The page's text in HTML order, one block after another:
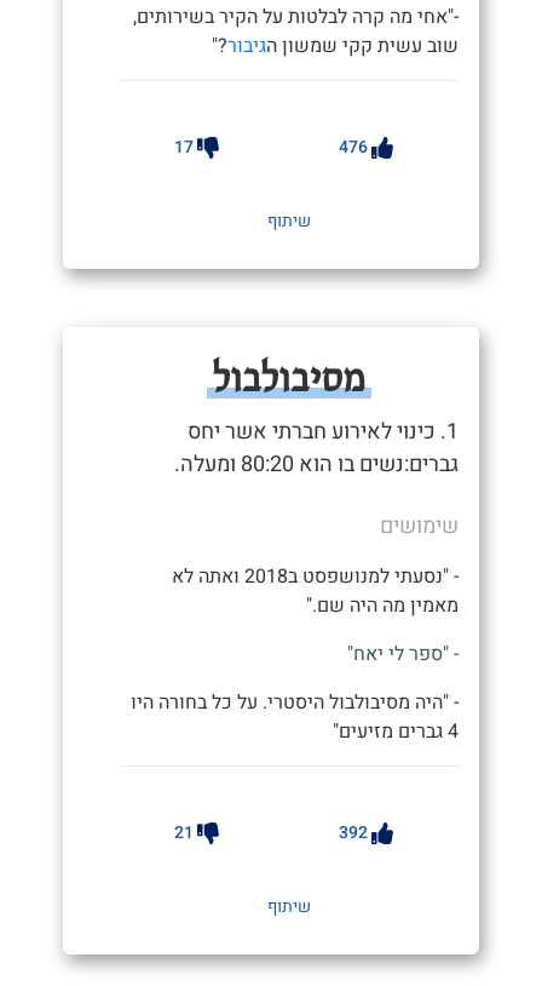
-"אחי מה קרה לבלטות על הקיר בשירותים,
שוב עשית קקי שמשון הגיבור?"
476
17
שיתוף
מסיבולבול
1. כינוי לאירוע חברתי אשר יחס
גברים:נשים בו הוא 80:20 ומעלה.
שימושים
- "נסעתי למנושפסט ב2018 ואתה לא
מאמין מה היה שם."
- "ספר לי יאח"
- "היה מסיבולבול היסטרי. על כל בחורה היו
4 גברים מזיעים"
392
21
שיתוף